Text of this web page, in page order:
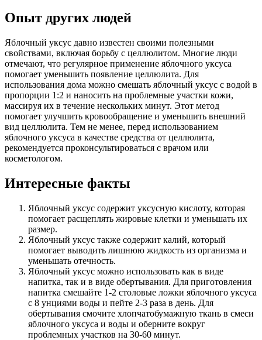
Опыт других людей
Яблочный уксус давно известен своими полезными
свойствами, включая борьбу с целлюлитом. Многие люди
отмечают, что регулярное применение яблочного уксуса
помогает уменьшить появление целлюлита. Для
использования дома можно смешать яблочный уксус с водой в
пропорции 1:2 и наносить на проблемные участки кожи,
массируя их в течение нескольких минут. Этот метод
помогает улучшить кровообращение и уменьшить внешний
вид целлюлита. Тем не менее, перед использованием
яблочного уксуса в качестве средства от целлюлита,
рекомендуется проконсультироваться с врачом или
косметологом.
Интересные факты
Яблочный уксус содержит уксусную кислоту, которая
помогает расщеплять жировые клетки и уменьшать их
размер.
Яблочный уксус также содержит калий, который
помогает выводить лишнюю жидкость из организма и
уменьшать отечность.
Яблочный уксус можно использовать как в виде
напитка, так и в виде обертывания. Для приготовления
напитка смешайте 1-2 столовые ложки яблочного уксуса
с 8 унциями воды и пейте 2-3 раза в день. Для
обертывания смочите хлопчатобумажную ткань в смеси
яблочного уксуса и воды и оберните вокруг
проблемных участков на 30-60 минут.